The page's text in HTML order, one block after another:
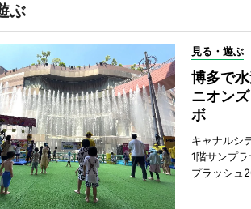
ぶ
見る・遊ぶ
博多で
ニオン
ボ
キャナルシ
1階サンプ
プラッシュ